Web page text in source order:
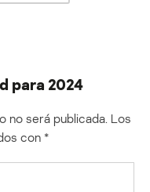
para 2024
no será publicada. Los
con *